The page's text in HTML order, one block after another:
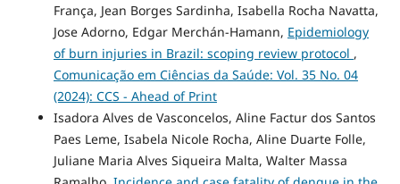
França, Jean Borges Sardinha, Isabella Rocha Navatta,
Jose Adorno, Edgar Merchán-Hamann, Epidemiology
of burn injuries in Brazil: scoping review protocol ,
Comunicação em Ciências da Saúde: Vol. 35 No. 04
(2024): CCS - Ahead of Print
Isadora Alves de Vasconcelos, Aline Factur dos Santos
Paes Leme, Isabela Nicole Rocha, Aline Duarte Folle,
Juliane Maria Alves Siqueira Malta, Walter Massa